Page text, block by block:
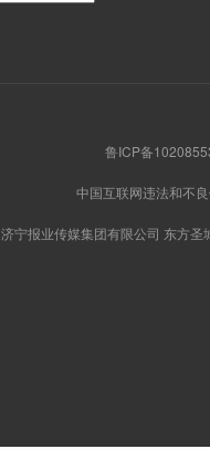
鲁ICP备
中国互联网违法和不
济宁报业传媒集团有限公司 东方